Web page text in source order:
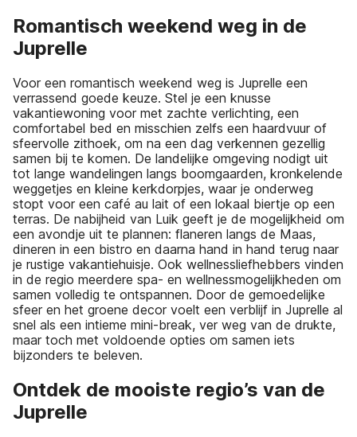
Romantisch weekend weg in de
Juprelle
Voor een romantisch weekend weg is Juprelle een
verrassend goede keuze. Stel je een knusse
vakantiewoning voor met zachte verlichting, een
comfortabel bed en misschien zelfs een haardvuur of
sfeervolle zithoek, om na een dag verkennen gezellig
samen bij te komen. De landelijke omgeving nodigt uit
tot lange wandelingen langs boomgaarden, kronkelende
weggetjes en kleine kerkdorpjes, waar je onderweg
stopt voor een café au lait of een lokaal biertje op een
terras. De nabijheid van Luik geeft je de mogelijkheid om
een avondje uit te plannen: flaneren langs de Maas,
dineren in een bistro en daarna hand in hand terug naar
je rustige vakantiehuisje. Ook wellnessliefhebbers vinden
in de regio meerdere spa- en wellnessmogelijkheden om
samen volledig te ontspannen. Door de gemoedelijke
sfeer en het groene decor voelt een verblijf in Juprelle al
snel als een intieme mini-break, ver weg van de drukte,
maar toch met voldoende opties om samen iets
bijzonders te beleven.
Ontdek de mooiste regio’s van de
Juprelle